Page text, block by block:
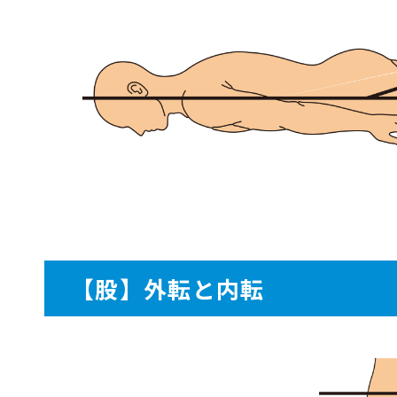
【股】外転と内転